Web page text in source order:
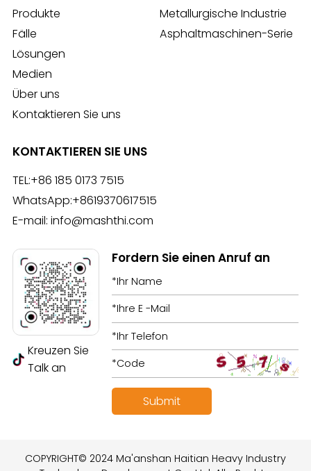
Produkte
Fälle
Lösungen
Medien
Über uns
Kontaktieren Sie uns
Metallurgische Industrie
Asphaltmaschinen-Serie
KONTAKTIEREN SIE UNS
TEL:+86 185 0173 7515
WhatsApp:+8619370617515
E-mail: info@mashthi.com
Kreuzen Sie
Talk an
Fordern Sie einen Anruf an
COPYRIGHT© 2024 Ma'anshan Haitian Heavy Industry